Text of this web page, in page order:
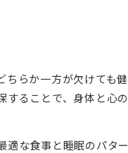
らか一方が欠けても
ることで、身体と心
な食事と睡眠のパタ